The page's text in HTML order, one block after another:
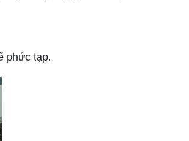
phức tạp.